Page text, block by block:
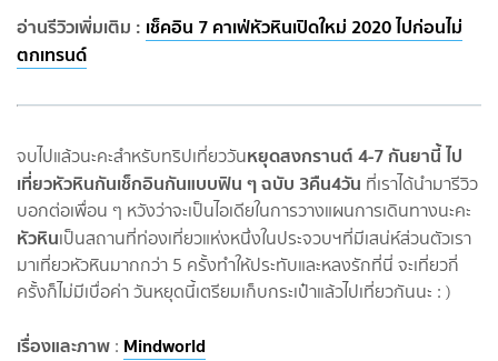
อ่านรีวิวเพิ่มเติม : เช็คอิน 7 คาเฟ่หัวหินเปิดใหม่ 2020 ไปก่อนไม่
ตกเทรนด์
จบไปแล้วนะคะสำหรับทริปเที่ยววันหยุดสงกรานต์ 4-7 กันยานี้ ไป
เที่ยวหัวหินกันเช็กอินกันแบบฟิน ๆ ฉบับ 3คืน4วัน ที่เราได้นำมารีวิว
บอกต่อเพื่อน ๆ หวังว่าจะเป็นไอเดียในการวางแผนการเดินทางนะคะ
หัวหินเป็นสถานที่ท่องเที่ยวแห่งหนึ่งในประจวบฯที่มีเสน่ห์ส่วนตัวเรา
มาเที่ยวหัวหินมากกว่า 5 ครั้งทำให้ประทับและหลงรักที่นี่ จะเที่ยวกี่
ครั้งก็ไม่มีเบื่อค่า วันหยุดนี้เตรียมเก็บกระเป๋าแล้วไปเที่ยวกันนะ : )
เรื่องและภาพ : Mindworld